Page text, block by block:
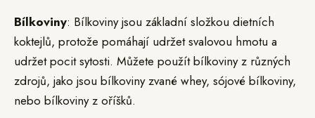
Bílkoviny: Bílkoviny jsou základní složkou dietních
koktejlů, protože pomáhají udržet svalovou hmotu a
udržet pocit sytosti. Můžete použít bílkoviny z různých
zdrojů, jako jsou bílkoviny zvané whey, sójové bílkoviny,
nebo bílkoviny z oříšků.